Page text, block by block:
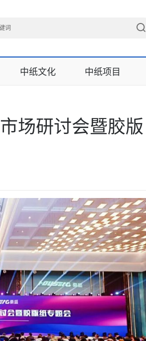
中纸文化 中纸项目
场研讨会暨胶版